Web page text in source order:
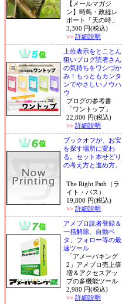
【メールマガジ
ン】時鳥・政経レ
ポート「天の時」
3,300 円(税込)
>> 詳細説明
上位表示をとことん
狙いブログ読者さん
の気持ちをワシづか
み！もっともカンタ
ンでやさしいノウハ
ウ
ブログの参考書
「ワントップ」
22,800 円(税込)
>> 詳細説明
ブックオフが、お宝
を探す場所に変わ
る。セット本せどり
の考え方と進め方。
The Right Path（ラ
イト・パス）
19,800 円(税込)
>> 詳細説明
アメブロ読者登録＆
一括解除、自動ペ
タ、フォロー等の最
速ツール
「アメーバキング
2」アメブロ売上倍
増＆アクセスアッ
プの多機能ツール
2,980 円(税込)
>> 詳細説明